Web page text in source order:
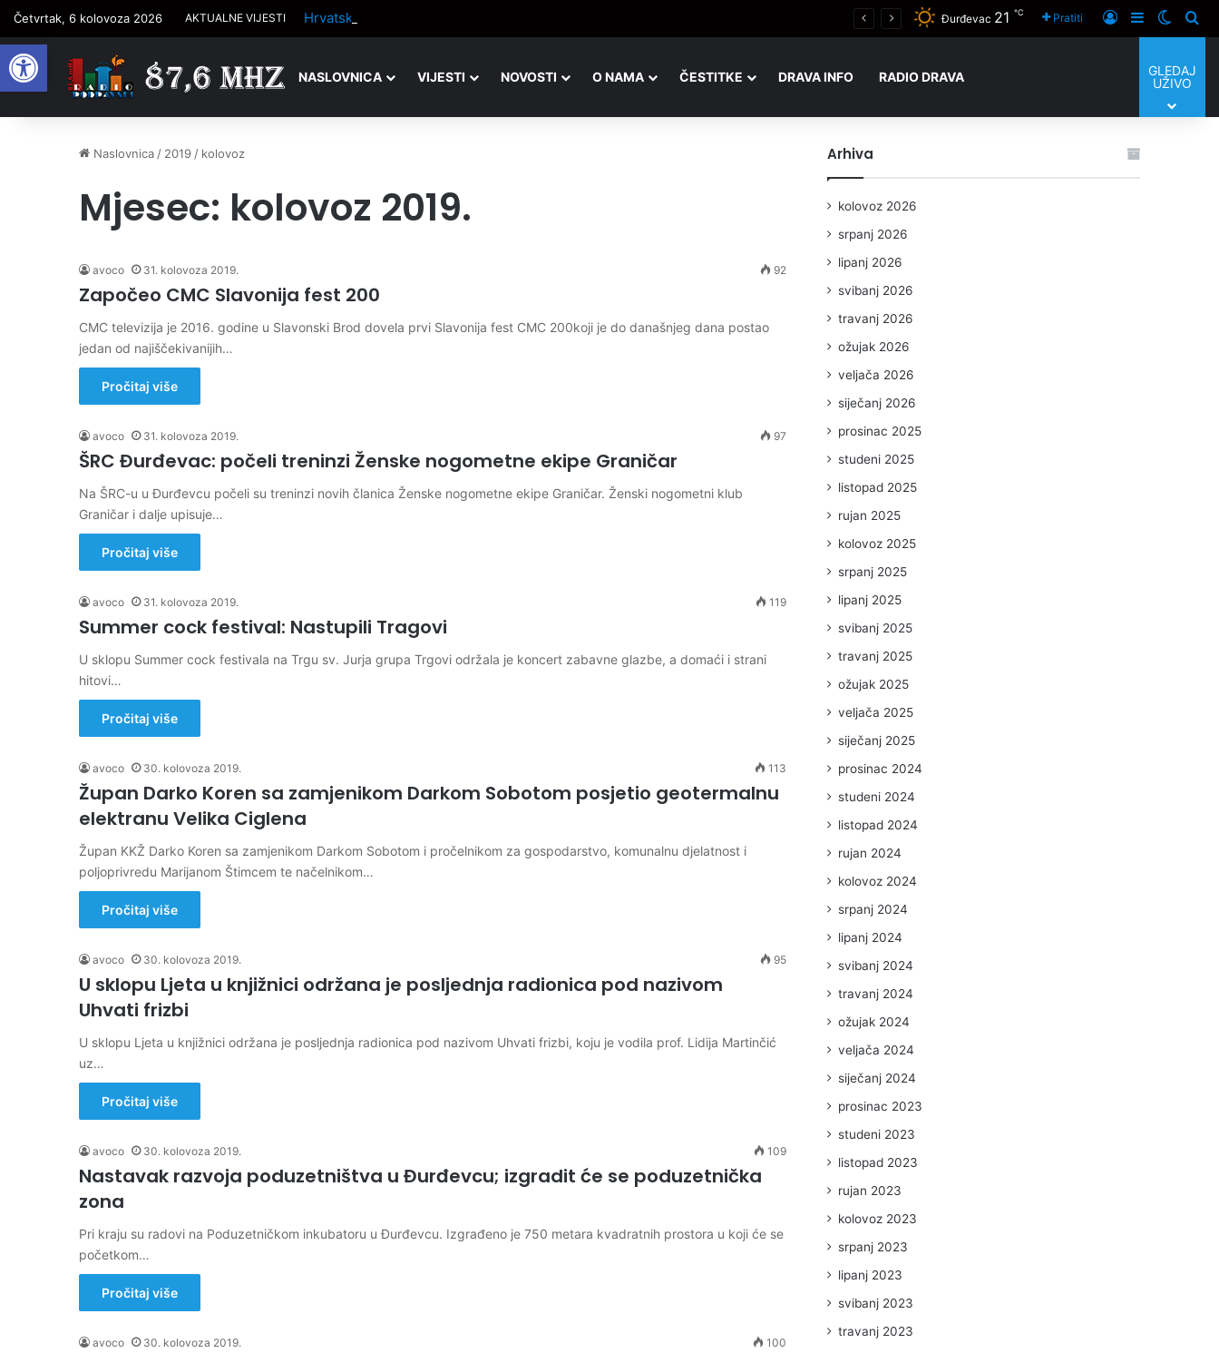
Open toolbar
Četvrtak, 6 kolovoza 2026 AKTUALNE VIJESTI Đurđevac 21 ℃ Pratiti Prijaviti se
Sidebar
NASLOVNICA VIJESTI NOVOSTI O NAMA ČESTITKE DRAVA INFO RADIO DRAVA
GLEDAJ
UŽIVO
Naslovnica / 2019 / kolovoz
Mjesec: kolovoz 2019.
avoco 31. kolovoza 2019. 92
Započeo CMC Slavonija fest 200
CMC televizija je 2016. godine u Slavonski Brod dovela prvi Slavonija fest CMC 200koji je do današnjeg dana postao
jedan od najiščekivanijih…
Pročitaj više
avoco 31. kolovoza 2019. 97
ŠRC Đurđevac: počeli treninzi Ženske nogometne ekipe Graničar
Na ŠRC-u u Đurđevcu počeli su treninzi novih članica Ženske nogometne ekipe Graničar. Ženski nogometni klub
Graničar i dalje upisuje…
Pročitaj više
avoco 31. kolovoza 2019. 119
Summer cock festival: Nastupili Tragovi
U sklopu Summer cock festivala na Trgu sv. Jurja grupa Trgovi održala je koncert zabavne glazbe, a domaći i strani
hitovi…
Pročitaj više
avoco 30. kolovoza 2019. 113
Župan Darko Koren sa zamjenikom Darkom Sobotom posjetio geotermalnu
elektranu Velika Ciglena
Župan KKŽ Darko Koren sa zamjenikom Darkom Sobotom i pročelnikom za gospodarstvo, komunalnu djelatnost i
poljoprivredu Marijanom Štimcem te načelnikom…
Pročitaj više
avoco 30. kolovoza 2019. 95
U sklopu Ljeta u knjižnici održana je posljednja radionica pod nazivom
Uhvati frizbi
U sklopu Ljeta u knjižnici održana je posljednja radionica pod nazivom Uhvati frizbi, koju je vodila prof. Lidija Martinčić
uz…
Pročitaj više
avoco 30. kolovoza 2019. 109
Nastavak razvoja poduzetništva u Đurđevcu; izgradit će se poduzetnička
zona
Pri kraju su radovi na Poduzetničkom inkubatoru u Đurđevcu. Izgrađeno je 750 metara kvadratnih prostora u koji će se
početkom…
Pročitaj više
avoco 30. kolovoza 2019. 100
Arhiva
kolovoz 2026
srpanj 2026
lipanj 2026
svibanj 2026
travanj 2026
ožujak 2026
veljača 2026
siječanj 2026
prosinac 2025
studeni 2025
listopad 2025
rujan 2025
kolovoz 2025
srpanj 2025
lipanj 2025
svibanj 2025
travanj 2025
ožujak 2025
veljača 2025
siječanj 2025
prosinac 2024
studeni 2024
listopad 2024
rujan 2024
kolovoz 2024
srpanj 2024
lipanj 2024
svibanj 2024
travanj 2024
ožujak 2024
veljača 2024
siječanj 2024
prosinac 2023
studeni 2023
listopad 2023
rujan 2023
kolovoz 2023
srpanj 2023
lipanj 2023
svibanj 2023
travanj 2023